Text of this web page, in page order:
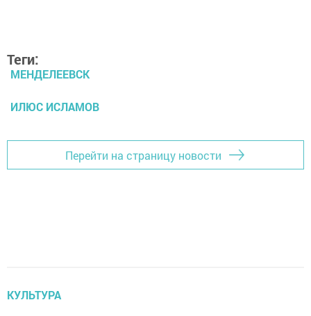
Теги:
МЕНДЕЛЕЕВСК
ИЛЮС ИСЛАМОВ
Перейти на страницу новости
КУЛЬТУРА